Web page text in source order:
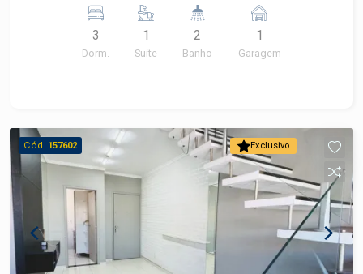
3
Dorm.
1
Suite
2
Banho
1
Garagem
Exclusivo
Cód. 157602